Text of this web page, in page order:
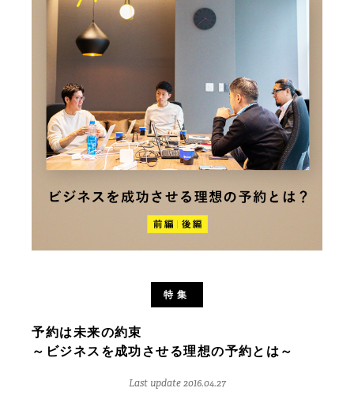
特集
予約は未来の約束
～ビジネスを成功させる理想の予約とは～
Last update 2016.04.27